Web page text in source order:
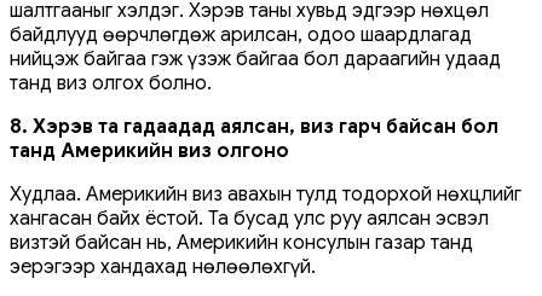
шалтгааныг хэлдэг. Хэрэв таны хувьд эдгээр нөхцөл
байдлууд өөрчлөгдөж арилсан, одоо шаардлагад
нийцэж байгаа гэж үзэж байгаа бол дараагийн удаад
танд виз олгох болно.
8. Хэрэв та гадаадад аялсан, виз гарч байсан бол
танд Америкийн виз олгоно
Худлаа. Америкийн виз авахын тулд тодорхой нөхцлийг
хангасан байх ёстой. Та бусад улс руу аялсан эсвэл
визтэй байсан нь, Америкийн консулын газар танд
эерэгээр хандахад нөлөөлөхгүй.